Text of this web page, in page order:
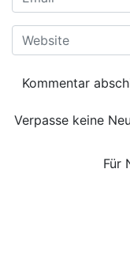
Website
Verpasse keine
Für